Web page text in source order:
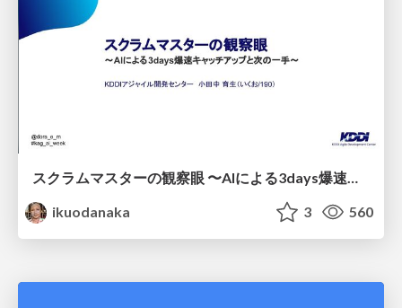
スクラムマスターの観察眼 〜AIによる3days爆速キャッチアップと次の一手〜/The Scrum Master's Insight: Lightning-Fast 3-Day Catch-Up with AI and the Next Move
ikuodanaka
3 560